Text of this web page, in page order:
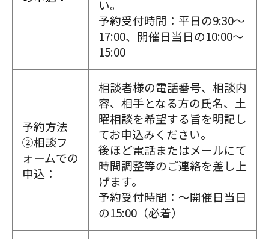
い。
予約受付時間：平日の9:30～
17:00、開催日当日の10:00～
15:00
予約方法
②相談フ
ォームでの
申込：
相談者様の電話番号、相談内
容、相手となる方の氏名、土
曜相談を希望する旨を明記し
てお申込みください。
後ほど電話またはメールにて
時間調整等のご連絡を差し上
げます。
予約受付時間：～開催日当日
の15:00（必着）